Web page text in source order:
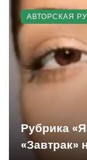
Рубрика
«Завтрак»
АВТОРСКАЯ